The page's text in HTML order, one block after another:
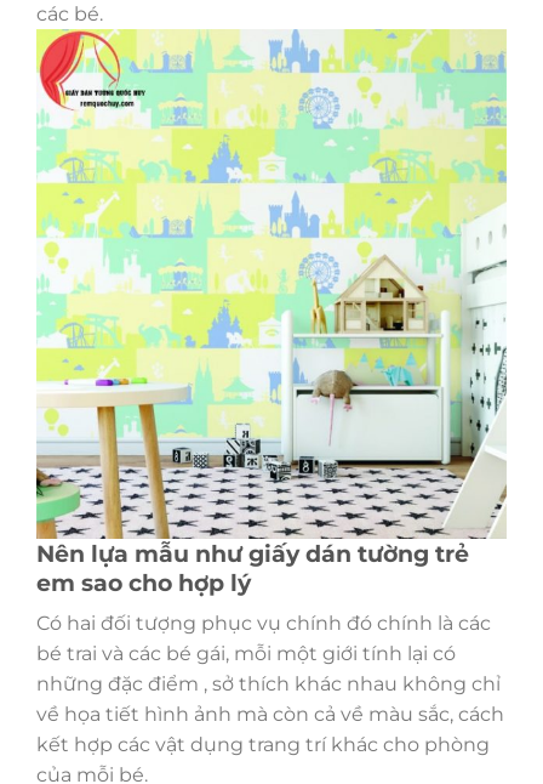
các bé.
Nên lựa mẫu như giấy dán tường trẻ
em sao cho hợp lý
Có hai đối tượng phục vụ chính đó chính là các
bé trai và các bé gái, mỗi một giới tính lại có
những đặc điểm , sở thích khác nhau không chỉ
về họa tiết hình ảnh mà còn cả về màu sắc, cách
kết hợp các vật dụng trang trí khác cho phòng
của mỗi bé.